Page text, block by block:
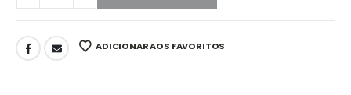
ADICIONAR AOS FAVORITOS